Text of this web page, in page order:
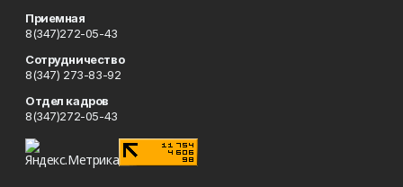
Приемная
8(347)272-05-43
Сотрудничество
8(347) 273-83-92
Отдел кадров
8(347)272-05-43